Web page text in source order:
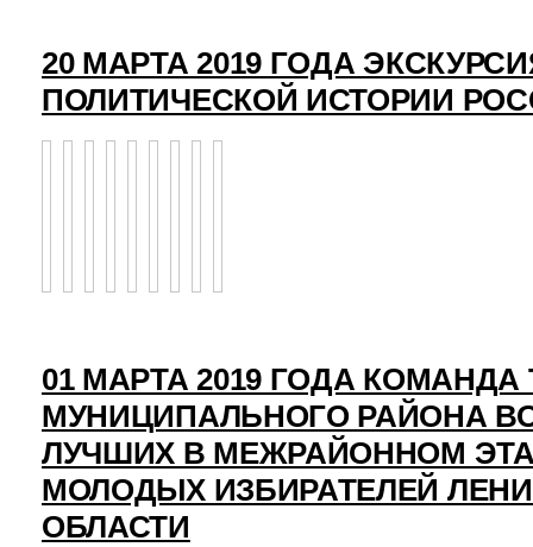
20 МАРТА 2019 ГОДА
ПОЛИТИЧЕСКОЙ ИСТОРИИ
01 МАРТА 2019 ГОДА
МУНИЦИПАЛЬНОГО РАЙОНА
ЛУЧШИХ В МЕЖРАЙОННОМ
МОЛОДЫХ ИЗБИРАТЕЛЕЙ
ОБЛАСТИ